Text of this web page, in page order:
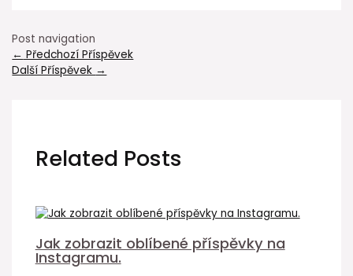
Post navigation
← Předchozí Příspěvek
Další Příspěvek →
Related Posts
Jak zobrazit oblíbené příspěvky na
Instagramu.